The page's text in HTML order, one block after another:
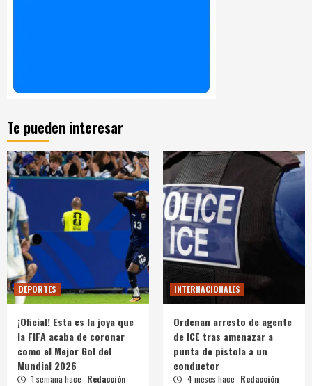
Te pueden interesar
DEPORTES
¡Oficial! Esta es la joya que
la FIFA acaba de coronar
como el Mejor Gol del
Mundial 2026
1 semana hace Redacción
INTERNACIONALES
Ordenan arresto de agente
de ICE tras amenazar a
punta de pistola a un
conductor
4 meses hace Redacción